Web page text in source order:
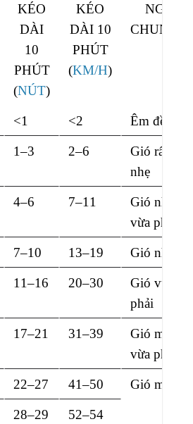
KÉO
DÀI
10
PHÚT
(NÚT)
KÉO
DÀI 10
PHÚT
(KM/H)
NGỮ
CHUNG
<1 <2 Êm đềm
1–3 2–6
Gió rất
nhẹ
4–6 7–11
Gió nhẹ
vừa phải
7–10 13–19 Gió nhẹ
11–16 20–30
Gió vừa
phải
17–21 31–39
Gió mạnh
vừa phải
22–27 41–50 Gió mạnh
28–29 52–54